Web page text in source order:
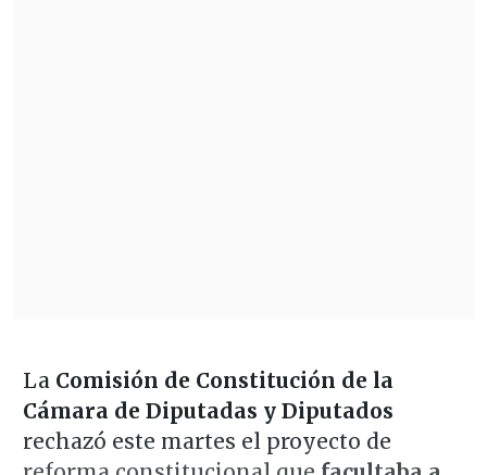
La Comisión de Constitución de la
Cámara de Diputadas y Diputados
rechazó este martes el proyecto de